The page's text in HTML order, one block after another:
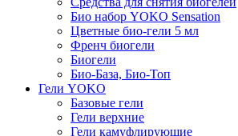
Био набор YOKO Sensation
Цветные био-гели 5 мл
Френч биогели
Биогели
Био-База, Био-Топ
Гели YOKO
Базовые гели
Гели верхние
Гели камуфлирующие